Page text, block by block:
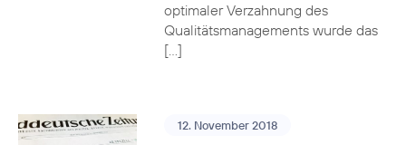
optimaler Verzahnung des
Qualitätsmanagements wurde das
[…]
12. November 2018